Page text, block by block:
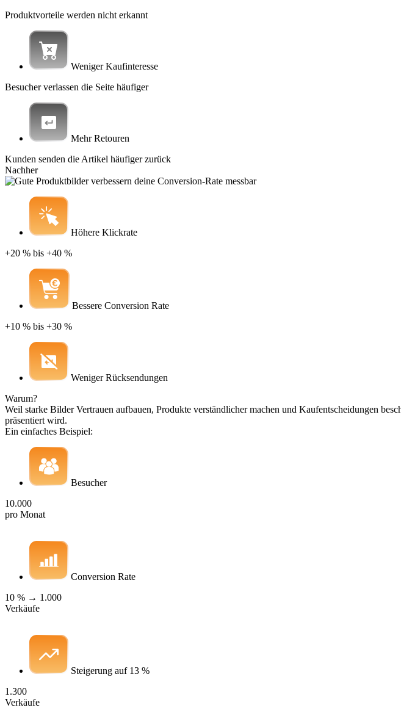
Produktvorteile werden nicht erkannt
Weniger Kaufinteresse
Besucher verlassen die Seite häufiger
Mehr Retouren
Kunden senden die Artikel häufiger zurück
Nachher
Höhere Klickrate
+20 % bis +40 %
Bessere Conversion Rate
+10 % bis +30 %
Weniger Rücksendungen
Warum?
Weil starke Bilder Vertrauen aufbauen, Produkte verständlicher machen und Kaufentscheidungen
präsentiert wird.
Ein einfaches Beispiel:
Besucher
10.000
pro Monat
Conversion Rate
10 % → 1.000
Verkäufe
Steigerung auf 13 %
1.300
Verkäufe